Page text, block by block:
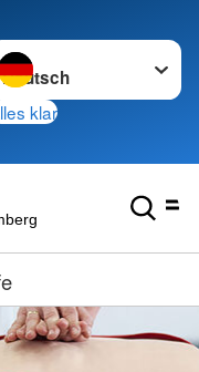
wechseln zu
klar